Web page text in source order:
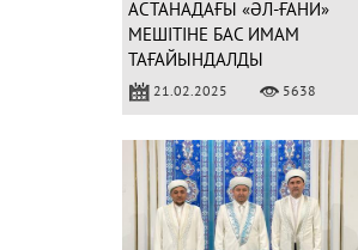
АСТАНАДАҒЫ «ӘЛ-ҒАНИ»
МЕШІТІНЕ БАС ИМАМ
ТАҒАЙЫНДАЛДЫ
21.02.2025 5638